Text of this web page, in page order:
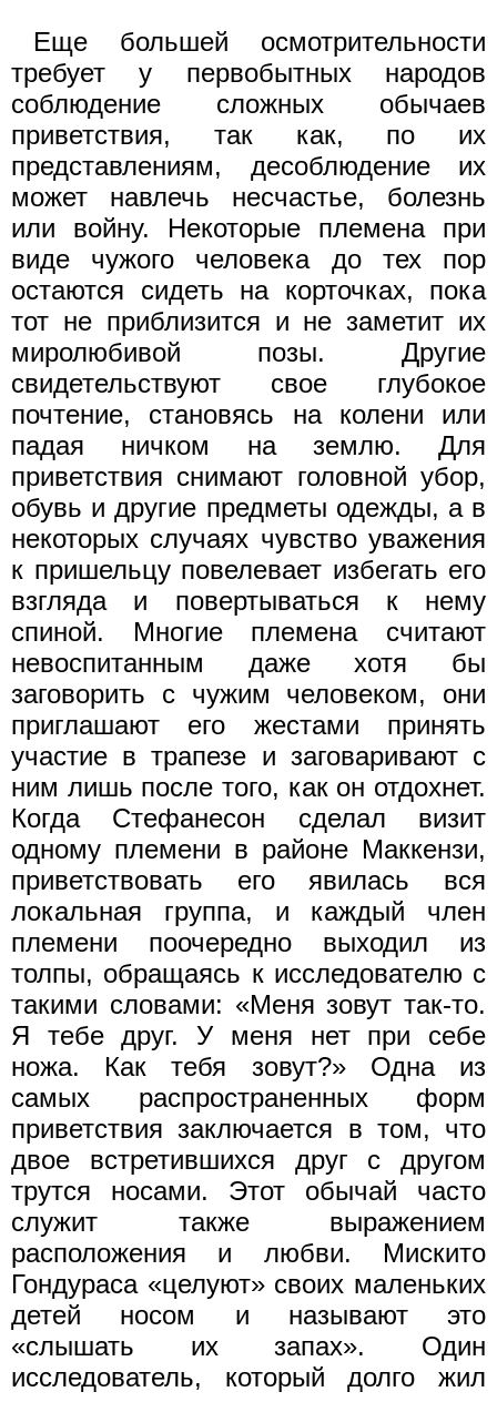
Еще большей осмотрительности
требует у первобытных народов
соблюдение сложных обычаев
приветствия, так как, по их
представлениям, десоблюдение их
может навлечь несчастье, болезнь
или войну. Некоторые племена при
виде чужого человека до тех пор
остаются сидеть на корточках, пока
тот не приблизится и не заметит их
миролюбивой позы. Другие
свидетельствуют свое глубокое
почтение, становясь на колени или
падая ничком на землю. Для
приветствия снимают головной убор,
обувь и другие предметы одежды, а в
некоторых случаях чувство уважения
к пришельцу повелевает избегать его
взгляда и повертываться к нему
спиной. Многие племена считают
невоспитанным даже хотя бы
заговорить с чужим человеком, они
приглашают его жестами принять
участие в трапезе и заговаривают с
ним лишь после того, как он отдохнет.
Когда Стефанесон сделал визит
одному племени в районе Маккензи,
приветствовать его явилась вся
локальная группа, и каждый член
племени поочередно выходил из
толпы, обращаясь к исследователю с
такими словами: «Меня зовут так-то.
Я тебе друг. У меня нет при себе
ножа. Как тебя зовут?» Одна из
самых распространенных форм
приветствия заключается в том, что
двое встретившихся друг с другом
трутся носами. Этот обычай часто
служит также выражением
расположения и любви. Мискито
Гондураса «целуют» своих маленьких
детей носом и называют это
«слышать их запах». Один
исследователь, который долго жил